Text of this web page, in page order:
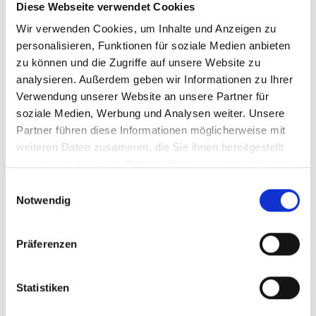
Diese Webseite verwendet Cookies
Wir verwenden Cookies, um Inhalte und Anzeigen zu
personalisieren, Funktionen für soziale Medien anbieten
zu können und die Zugriffe auf unsere Website zu
analysieren. Außerdem geben wir Informationen zu Ihrer
Verwendung unserer Website an unsere Partner für
soziale Medien, Werbung und Analysen weiter. Unsere
Partner führen diese Informationen möglicherweise mit
weiteren Daten zusammen, die Sie ihnen bereitgestellt
Notwendig
Präferenzen
Statistiken
Wir speichern Ihre personenbezogenen Daten, solange
dies für die Entscheidung über Ihre Bewerbung
erforderlich ist. Ihre personenbezogenen Daten bzw.
Bewerbungsunterlagen werden maximal sechs Monate
nach Beendigung des Bewerbungsverfahren (z. B. der
Bekanntgabe der Absageentscheidung) gelöscht, soweit
nicht eine längere Speicherung rechtlich erforderlich oder
zulässig ist. Wir speichern Ihre personenbezogenen Daten
darüber hinaus nur, soweit dies gesetzlich oder im
Verteidigung von Rechtsansprüchen für die Dauer eines
Für den Fall, dass Sie einer längeren Speicherung Ihrer
personenbezogenen Daten zugestimmt haben, speichern
Einwilligungserklärung.
Wenn es im Anschluss des Bewerbungsverfahrens zu